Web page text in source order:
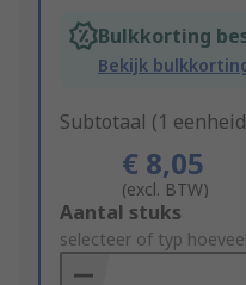
Bulkkorting
Bekijk
Subtotaal (1
€ 8,05
(excl. BTW)
Add
to
Basket
Aantal stuks
selecteer of typ